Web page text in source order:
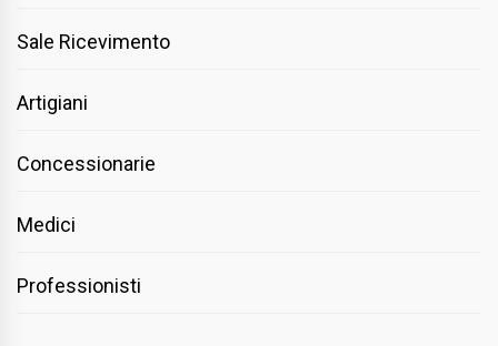
Sale Ricevimento
Artigiani
Concessionarie
Medici
Professionisti